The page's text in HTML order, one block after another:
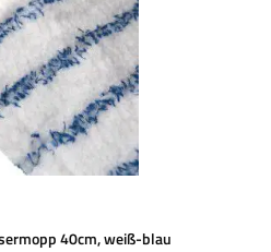
40cm, weiß-blau